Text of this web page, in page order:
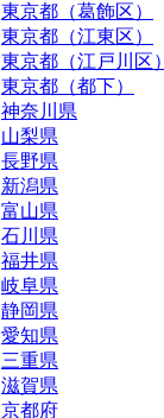
東京都（葛飾区）
東京都（江東区）
東京都（江戸川区）
東京都（都下）
神奈川県
山梨県
長野県
新潟県
富山県
石川県
福井県
岐阜県
静岡県
愛知県
三重県
滋賀県
京都府